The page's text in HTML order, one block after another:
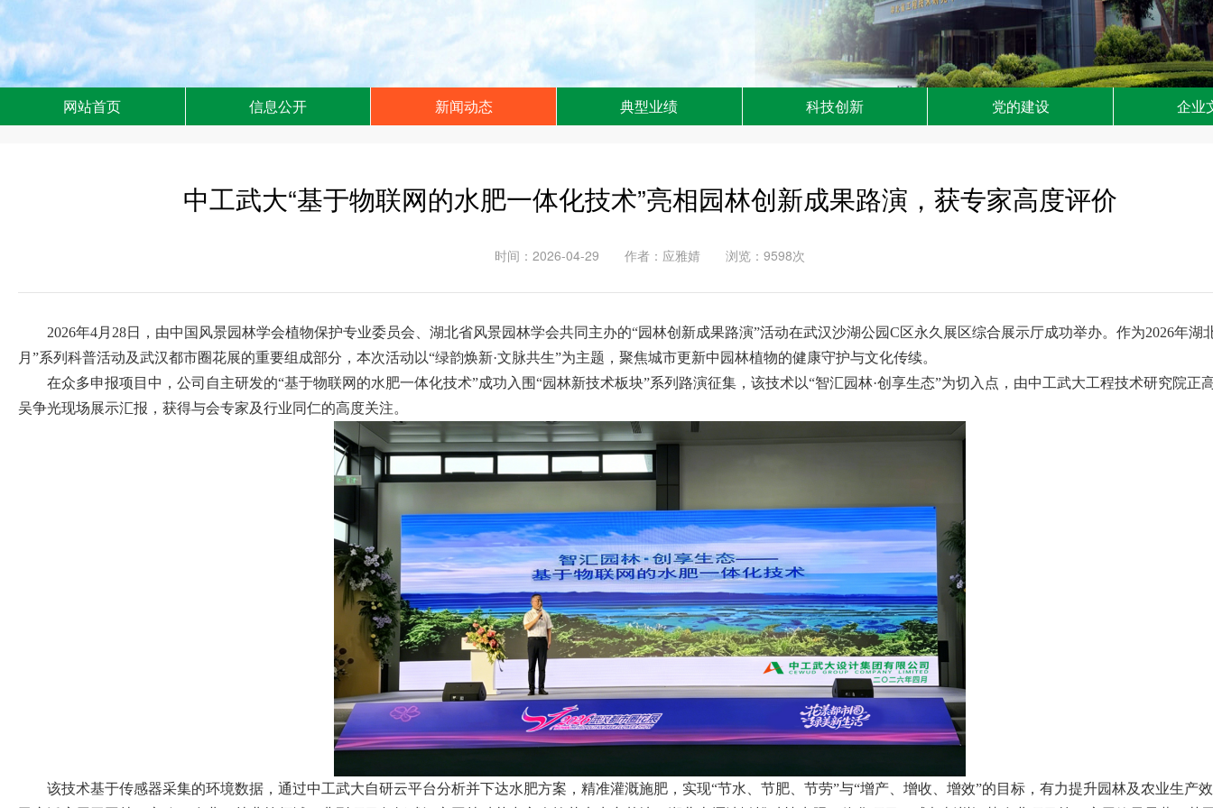
奉献 诚信 执着 创新
网站首页 信息公开 新闻动态 典型业绩 科技创新 党的建设 企业
中工武大“基于物联网的水肥一体化技术”亮相园林创新成果路演，获专家高度评价
时间：2026-04-29 作者：应雅婧 浏览：9598次
2026年4月28日，由中国风景园林学会植物保护专业委员会、湖北省风景园林学会共同主办的“园林创新成果路演”活动在武汉沙湖公园C区永久展区综合展示厅成功举办。作为2026年湖
月”系列科普活动及武汉都市圈花展的重要组成部分，本次活动以“绿韵焕新·文脉共生”为主题，聚焦城市更新中园林植物的健康守护与文化传续。
在众多申报项目中，公司自主研发的“基于物联网的水肥一体化技术”成功入围“园林新技术板块”系列路演征集，该技术以“智汇园林·创享生态”为切入点，由中工武大工程技术研究院正
吴争光现场展示汇报，获得与会专家及行业同仁的高度关注。
该技术基于传感器采集的环境数据，通过中工武大自研云平台分析并下达水肥方案，精准灌溉施肥，实现“节水、节肥、节劳”与“增产、增收、增效”的目标，有力提升园林及农业生产